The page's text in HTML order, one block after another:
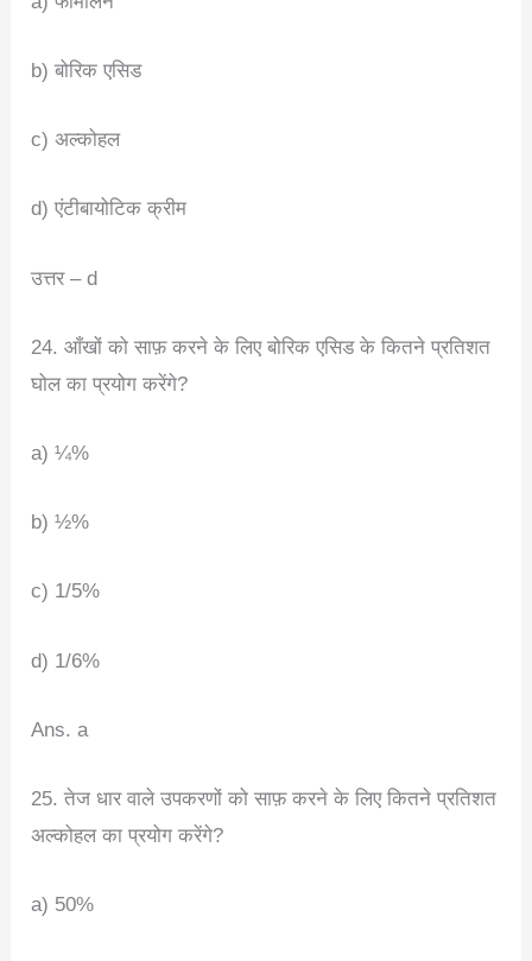
b) बोरिक एसिड
c) अल्कोहल
d) एंटीबायोटिक क्रीम
उत्तर – d
24. आँखों को साफ़ करने के लिए बोरिक एसिड के कितने प्रतिशत
घोल का प्रयोग करेंगे?
a) ¼%
b) ½%
c) 1/5%
d) 1/6%
Ans. a
25. तेज धार वाले उपकरणों को साफ़ करने के लिए कितने प्रतिशत
अल्कोहल का प्रयोग करेंगे?
a) 50%